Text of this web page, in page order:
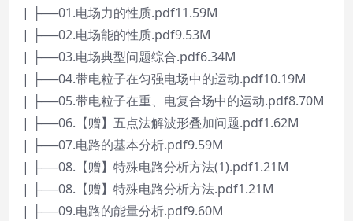
| ├──01.电场力的性质.pdf11.59M
| ├──02.电场能的性质.pdf9.53M
| ├──03.电场典型问题综合.pdf6.34M
| ├──04.带电粒子在匀强电场中的运动.pdf10.19M
| ├──05.带电粒子在重、电复合场中的运动.pdf8.70M
| ├──06.【赠】五点法解波形叠加问题.pdf1.62M
| ├──07.电路的基本分析.pdf9.59M
| ├──08.【赠】特殊电路分析方法(1).pdf1.21M
| ├──08.【赠】特殊电路分析方法.pdf1.21M
| ├──09.电路的能量分析.pdf9.60M